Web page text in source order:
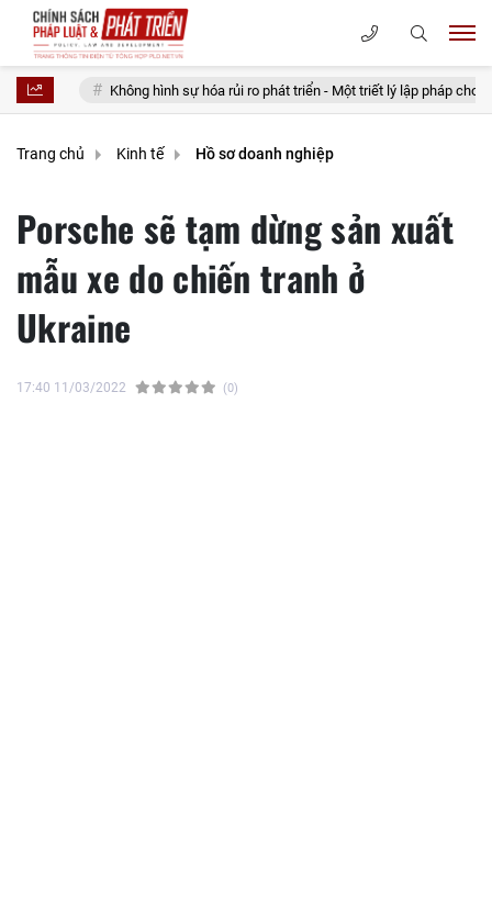
Không hình sự hóa rủi ro phát triển - Một triết lý lập pháp cho nhà nước kiến tạo
Trang chủ Kinh tế Hồ sơ doanh nghiệp
Porsche sẽ tạm dừng sản xuất
mẫu xe do chiến tranh ở
Ukraine
17:40 11/03/2022 (0)